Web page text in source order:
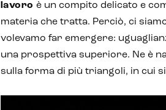
lavoro è un compito delicato e
materia che tratta. Perciò, ci
volevamo far emergere:
una prospettiva superiore. Ne è
sulla forma di più triangoli, in cui